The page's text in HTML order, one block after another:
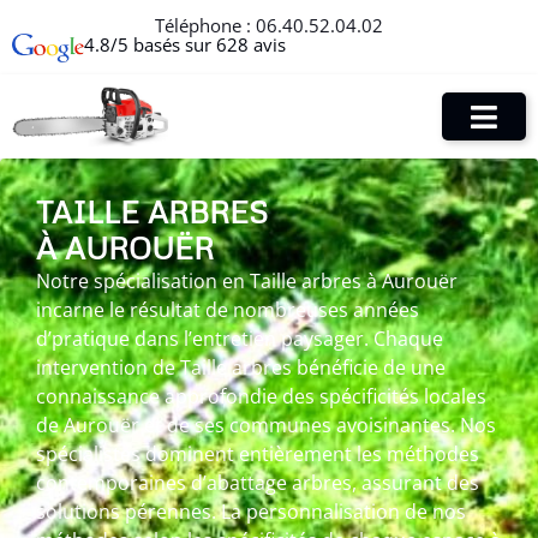
Téléphone : 06.40.52.04.02
4.8/5 basés sur 628 avis
TAILLE ARBRES
À AUROUËR
Notre spécialisation en Taille arbres à Aurouër
incarne le résultat de nombreuses années
d’pratique dans l’entretien paysager. Chaque
intervention de Taille arbres bénéficie de une
connaissance approfondie des spécificités locales
de Aurouër et de ses communes avoisinantes. Nos
spécialistes dominent entièrement les méthodes
contemporaines d’abattage arbres, assurant des
solutions pérennes. La personnalisation de nos